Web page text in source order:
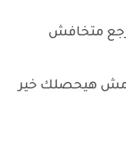
متخافش
مش هيحصلك خير